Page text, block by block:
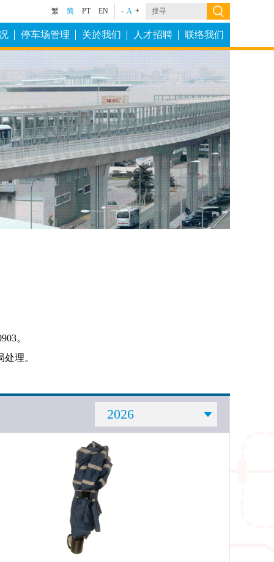
繁 简 PT EN - A +
停车场管理 关於我们 人才招聘 联络我们
。
理。